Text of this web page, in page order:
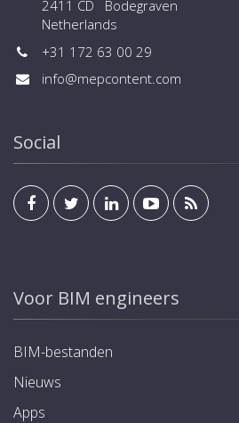
2411 CD Bodegraven
Netherlands
+31 172 63 00 29
info@mepcontent.com
Social
Voor BIM engineers
BIM-bestanden
Nieuws
Apps